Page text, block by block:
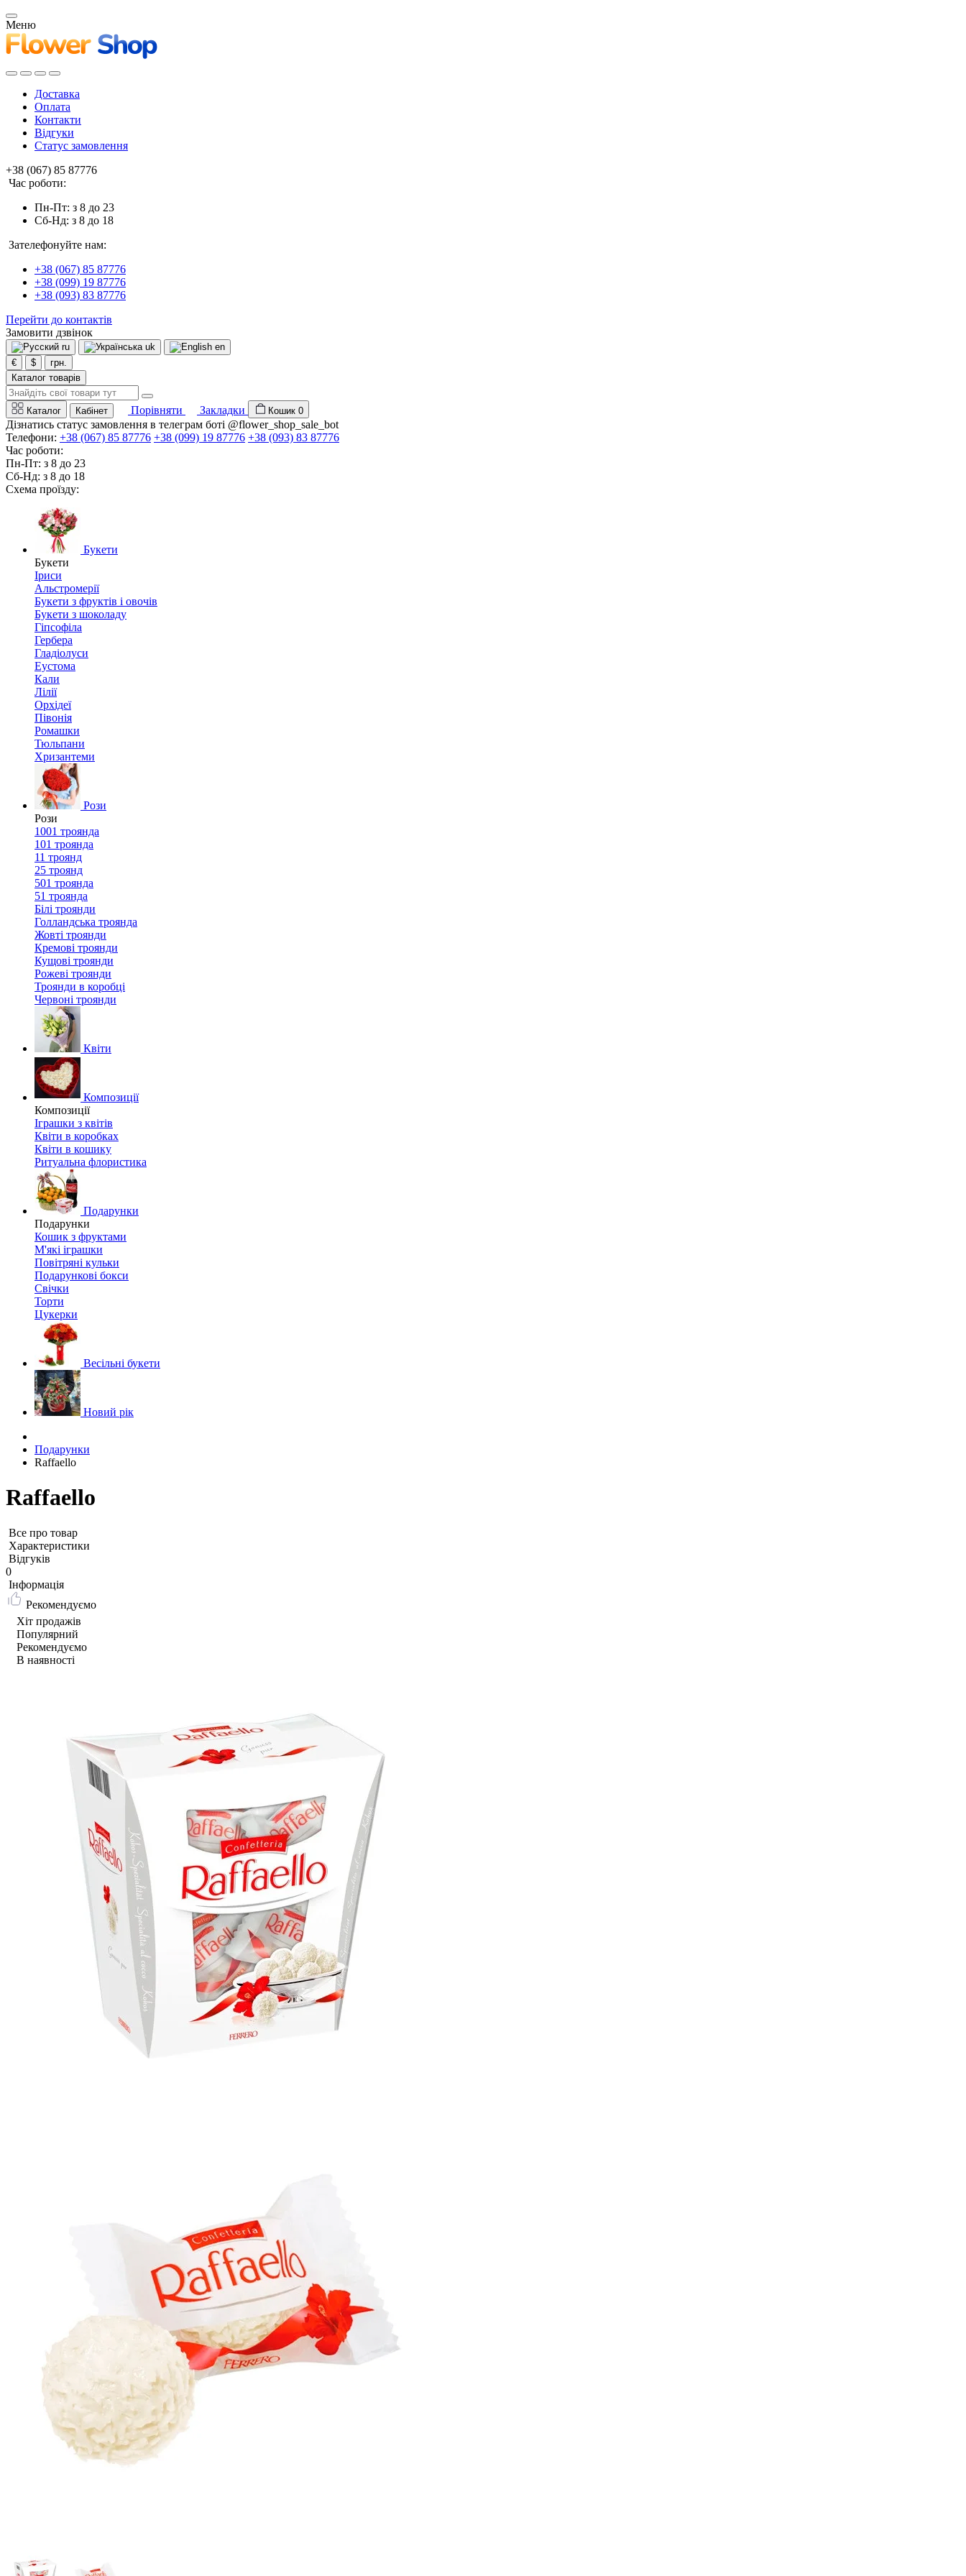
Меню
Доставка
Оплата
Контакти
Відгуки
Статус замовлення
+38 (067) 85 87776
Час роботи:
Пн-Пт: з 8 до 23
Сб-Нд: з 8 до 18
Зателефонуйте нам:
+38 (067) 85 87776
+38 (099) 19 87776
+38 (093) 83 87776
Перейти до контактів
Замовити дзвінок
ru uk
en
€
$
грн.
Каталог товарів
Каталог Кабінет Порівняти Закладки Кошик 0
Дізнатись статус замовлення в телеграм боті @flower_shop_sale_bot
Телефони: +38 (067) 85 87776 +38 (099) 19 87776 +38 (093) 83 87776
Час роботи:
Пн-Пт: з 8 до 23
Сб-Нд: з 8 до 18
Схема проїзду:
Букети
Букети
Іриси
Альстромерії
Букети з фруктів і овочів
Букети з шоколаду
Гіпсофіла
Гербера
Гладіолуси
Еустома
Кали
Лілії
Орхідеї
Півонія
Ромашки
Тюльпани
Хризантеми
Рози
Рози
1001 троянда
101 троянда
11 троянд
25 троянд
501 троянда
51 троянда
Білі троянди
Голландська троянда
Жовті троянди
Кремові троянди
Кущові троянди
Рожеві троянди
Троянди в коробці
Червоні троянди
Квіти
Композиції
Композиції
Іграшки з квітів
Квіти в коробках
Квіти в кошику
Ритуальна флористика
Подарунки
Подарунки
Кошик з фруктами
М'які іграшки
Повітряні кульки
Подарункові бокси
Свічки
Торти
Цукерки
Весільні букети
Новий рік
Подарунки
Raffaello
Raffaello
Все про товар
Характеристики
Відгуків
0
Iнформація
Рекомендуємо
Хіт продажів
Популярний
Рекомендуємо
В наявності